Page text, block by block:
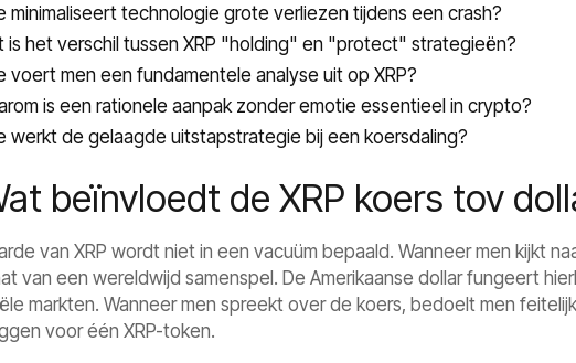
minimaliseert technologie grote verliezen tijdens een crash?
is het verschil tussen XRP "holding" en "protect" strategieën?
voert men een fundamentele analyse uit op XRP?
is een rationele aanpak zonder emotie essentieel in crypto?
werkt de gelaagde uitstapstrategie bij een koersdaling?
beïnvloedt de XRP koers tov
van XRP wordt niet in een vacuüm bepaald. Wanneer men kijkt
van een wereldwijd samenspel. De Amerikaanse dollar fungeert
markten. Wanneer men spreekt over de koers, bedoelt men
voor één XRP-token.